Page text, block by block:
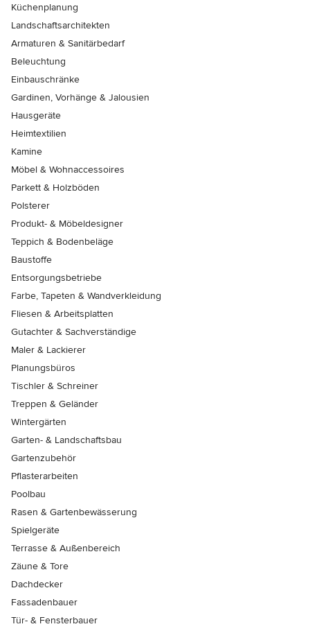
Küchenplanung
Landschaftsarchitekten
Armaturen & Sanitärbedarf
Beleuchtung
Einbauschränke
Gardinen, Vorhänge & Jalousien
Hausgeräte
Heimtextilien
Kamine
Möbel & Wohnaccessoires
Parkett & Holzböden
Polsterer
Produkt- & Möbeldesigner
Teppich & Bodenbeläge
Baustoffe
Entsorgungsbetriebe
Farbe, Tapeten & Wandverkleidung
Fliesen & Arbeitsplatten
Gutachter & Sachverständige
Maler & Lackierer
Planungsbüros
Tischler & Schreiner
Treppen & Geländer
Wintergärten
Garten- & Landschaftsbau
Gartenzubehör
Pflasterarbeiten
Poolbau
Rasen & Gartenbewässerung
Spielgeräte
Terrasse & Außenbereich
Zäune & Tore
Dachdecker
Fassadenbauer
Tür- & Fensterbauer